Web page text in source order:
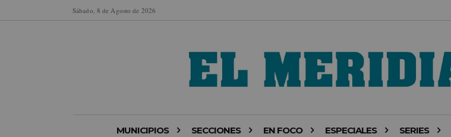
Sábado, 8 de Agosto de 2026
MUNICIPIOS SECCIONES EN FOCO ESPECIALES SERIES